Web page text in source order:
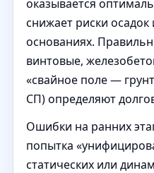
оказывается
снижает риски
основаниях.
винтовые,
«свайное поле —
СП) определяют
Ошибки на ранних
попытка
статических или